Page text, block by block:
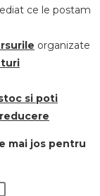
ce le postam
organizate
si poti
mai jos pentru